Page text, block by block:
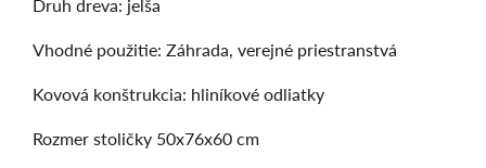
Vhodné použitie: Záhrada, verejné priestranstvá
Kovová konštrukcia: hliníkové odliatky
Rozmer stoličky 50x76x60 cm